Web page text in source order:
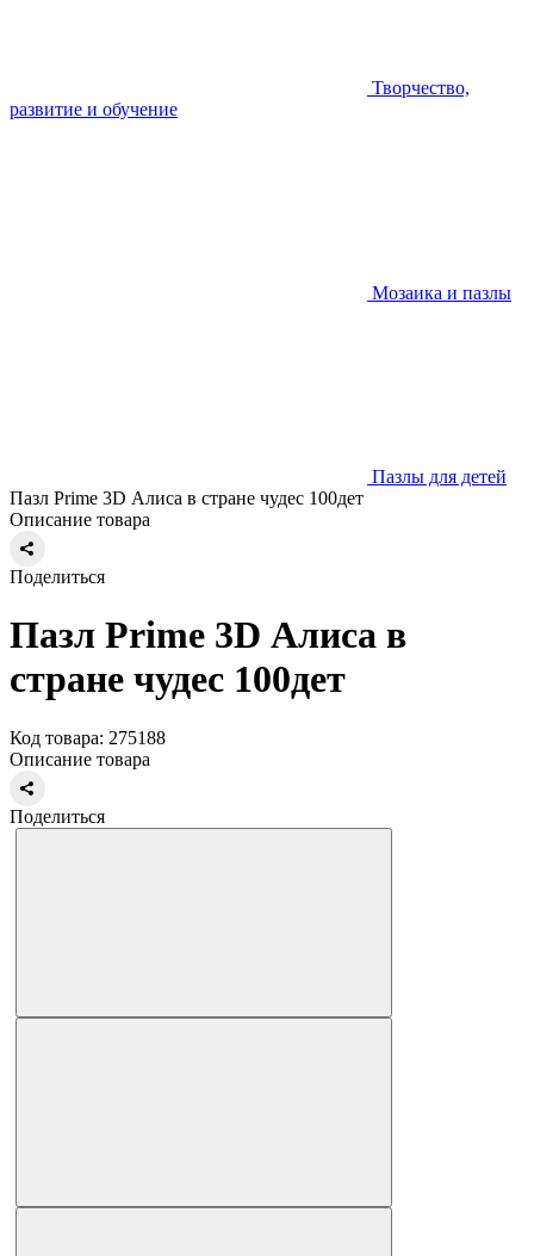
Творчество,
развитие и обучение
Мозаика и пазлы
Пазлы для детей
Пазл Prime 3D Алиса в стране чудес 100дет
Описание товара
Поделиться
Пазл Prime 3D Алиса в
стране чудес 100дет
Код товара: 275188
Описание товара
Поделиться